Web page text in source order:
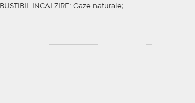
INCALZIRE : Gaze naturale;